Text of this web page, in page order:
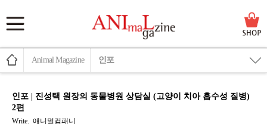
Animal Magazine 인포
인포 | 진성택 원장의 동물병원 상담실 (고양이 치아 흡수성 질병)
2편
Write. 애니멀컴패니